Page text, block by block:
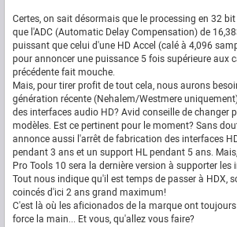
Certes, on sait désormais que le processing en 32
que l'ADC (Automatic Delay Compensation) de
puissant que celui d'une HD Accel (calé à 4,096
pour annoncer une puissance 5 fois supérieure aux
précédente fait mouche.
Mais, pour tirer profit de tout cela, nous aurons
génération récente (Nehalem/Westmere
des interfaces audio HD? Avid conseille de changer
modèles. Est ce pertinent pour le moment? Sans
annonce aussi l'arrêt de fabrication des interfaces
pendant 3 ans et un support HL pendant 5 ans.
Pro Tools 10 sera la dernière version à supporter les
Tout nous indique qu'il est temps de passer à HDX,
coincés d'ici 2 ans grand maximum!
C'est là où les aficionados de la marque ont
force la main... Et vous, qu'allez vous faire?